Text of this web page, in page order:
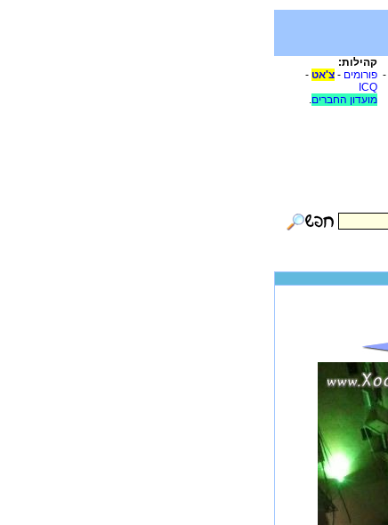
-
קהילות:
פורומים - צ'אט -
ICQ
מועדון החברים.